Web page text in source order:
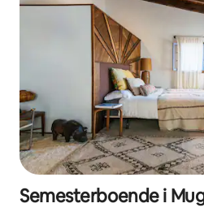
Semesterboende i